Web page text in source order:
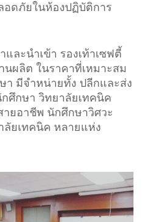
อดภัยในห้องปฏิบัติการ
และนำเข้า รองเท้าเซฟตี้
ผลิต ในราคาที่เหมาะสม
า มีจำหน่ายทั้ง ปลีกและส่ง
ศึกษา วิทยาลัยเทคนิค
ยอาชีพ นักศึกษาวิศวะ
ลัยเทคนิค หลายแห่ง